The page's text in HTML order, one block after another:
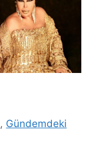
, Gündemdeki